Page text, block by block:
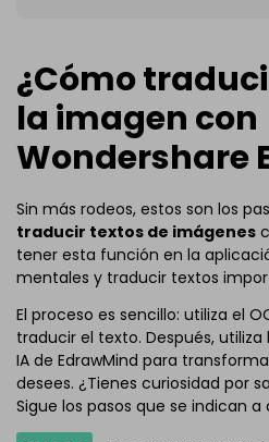
¿Cómo
la imagen con
Wondershare
Sin más rodeos, estos son los
traducir textos de imágenes
tener esta función en la
mentales y traducir textos
El proceso es sencillo: utiliza el
traducir el texto. Después,
IA de EdrawMind para
desees. ¿Tienes curiosidad por
Sigue los pasos que se indican